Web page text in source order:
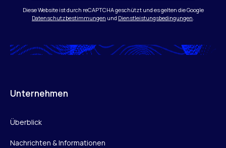
Diese Website ist durch reCAPTCHA geschützt und es gelten die Google
Datenschutzbestimmungen und Dienstleistungsbedingungen
Unternehmen
Überblick
Nachrichten & Informationen